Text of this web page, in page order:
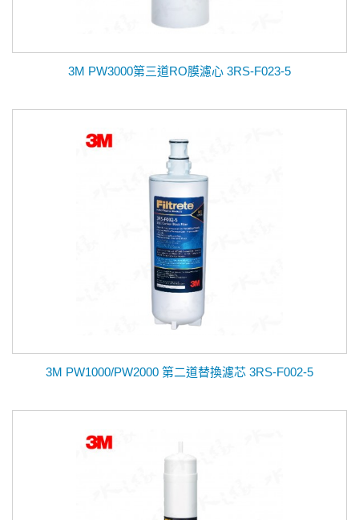
3M PW3000第三道RO膜濾心 3RS-F023-5
3M PW1000/PW2000 第二道替換濾芯 3RS-F002-5